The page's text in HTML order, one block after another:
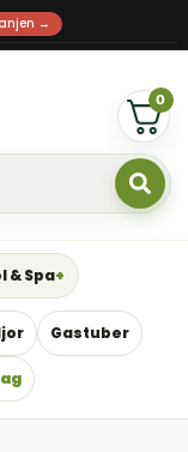
→
0
& Spa
Gastuber